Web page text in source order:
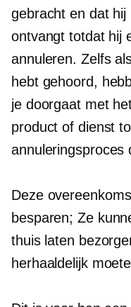
gebracht en dat
ontvangt totdat hij
annuleren. Zelfs
hebt gehoord,
je doorgaat met
product of dienst
annuleringsproces
Deze
besparen; Ze
thuis laten
herhaaldelijk